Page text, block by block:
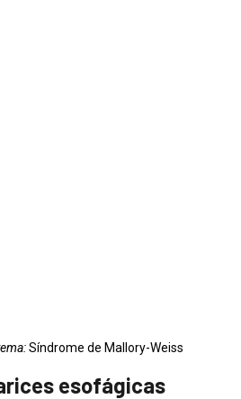
Síndrome de Mallory-Weiss
esofágicas